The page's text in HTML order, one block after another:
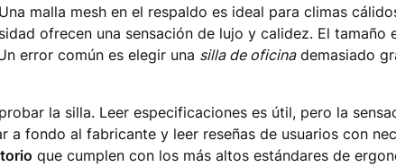
malla mesh en el respaldo es ideal para climas
ofrecen una sensación de lujo y calidez. El tamaño
error común es elegir una silla de oficinademasiado
la silla. Leer especificaciones es útil, pero la
fondo al fabricante y leer reseñas de usuarios con
que cumplen con los más altos estándares de